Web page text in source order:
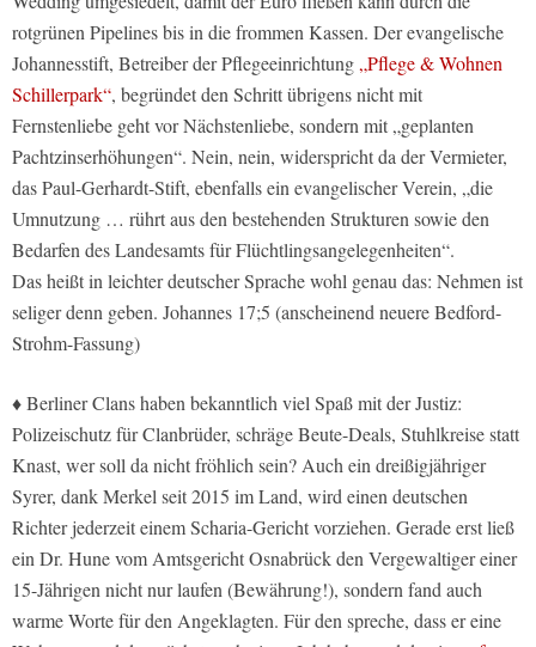
rotgrünen Pipelines bis in die frommen Kassen. Der evangelische
Johannesstift, Betreiber der Pflegeeinrichtung„Pflege & Wohnen
Schillerpark“, begründet den Schritt übrigens nicht mit
Fernstenliebe geht vor Nächstenliebe, sondern mit „geplanten
Pachtzinserhöhungen“. Nein, nein, widerspricht da der Vermieter,
das Paul-Gerhardt-Stift, ebenfalls ein evangelischer Verein, „die
Umnutzung … rührt aus den bestehenden Strukturen sowie den
Bedarfen des Landesamts für Flüchtlingsangelegenheiten“.
Das heißt in leichter deutscher Sprache wohl genau das: Nehmen ist
seliger denn geben. Johannes 17;5 (anscheinend neuere Bedford-
Strohm-Fassung)
♦ Berliner Clans haben bekanntlich viel Spaß mit der Justiz:
Polizeischutz für Clanbrüder, schräge Beute-Deals, Stuhlkreise statt
Knast, wer soll da nicht fröhlich sein? Auch ein dreißigjähriger
Syrer, dank Merkel seit 2015 im Land, wird einen deutschen
Richter jederzeit einem Scharia-Gericht vorziehen. Gerade erst ließ
ein Dr. Hune vom Amtsgericht Osnabrück den Vergewaltiger einer
15-Jährigen nicht nur laufen (Bewährung!), sondern fand auch
warme Worte für den Angeklagten. Für den spreche, dass er eine